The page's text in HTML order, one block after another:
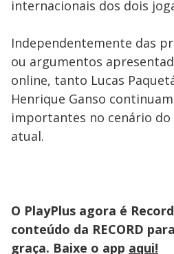
internacionais dos dois
Independentemente das
ou argumentos
online, tanto Lucas
Henrique Ganso
importantes no cenário
atual.
O PlayPlus agora é
conteúdo da RECORD
graça. Baixe o app aqui!